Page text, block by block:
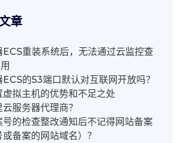
章
ECS重装系统后，无法通过云监控查
ECS的53端口默认对互联网开放吗？
虚拟主机的优势和不足之处
服务器代理商？
号的检查整改通知后不记得网站备案
备案的网站域名）？